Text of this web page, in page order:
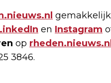
en Instagram
op
3846.